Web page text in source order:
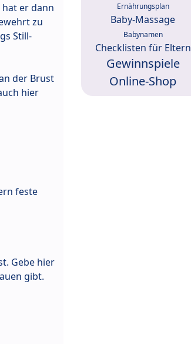
er dann
zu
Still-
der Brust
hier
feste
Gebe hier
gibt.
Ernährungsplan
Baby-Massage
Babynamen
Checklisten für Eltern
Gewinnspiele
Online-Shop